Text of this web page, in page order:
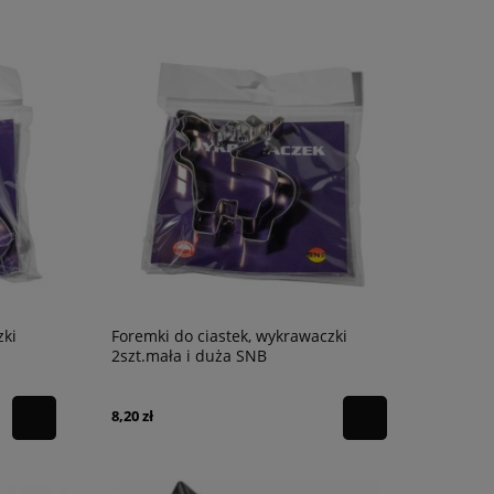
Foremki do ciastek, wykrawaczki
2szt.mała i duża SNB
8,20 zł